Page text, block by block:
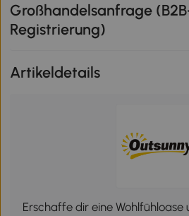
Großhandelsanfrage
Registrierung)
Artikeldetails
Erschaffe dir eine Wohlfühloase